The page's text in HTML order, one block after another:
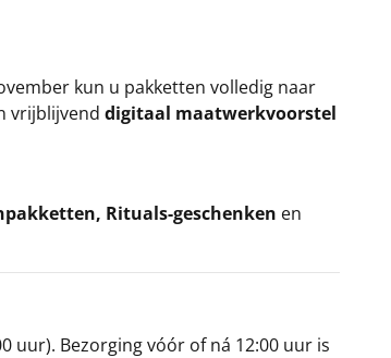
kun u pakketten volledig naar
vrijblijvend digitaal maatwerkvoorstel
, Rituals-geschenken en
uur). Bezorging vóór of ná 12:00 uur is